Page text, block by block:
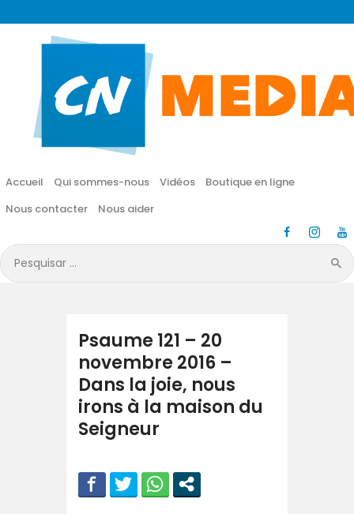
Accueil Qui sommes-nous Vidéos
Boutique en ligne
Nous contacter
Nous aider
Pesquisar
por:
CN MÉDIA
Une vie nouvelle en JESUS !
Accueil
Vidéos
Boutique en ligne
Nous aider
Psaume 121 – 20
novembre 2016 –
Dans la joie, nous
irons à la maison du
Seigneur